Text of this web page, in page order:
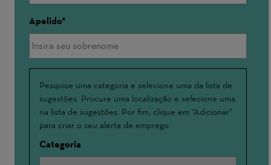
Apelido
Interessado(a)
em
Pesquise uma categoria e selecione uma da lista de
sugestões. Procure uma localização e selecione uma
na lista de sugestões. Por fim, clique em “Adicionar”
para criar o seu alerta de emprego.
Categoria